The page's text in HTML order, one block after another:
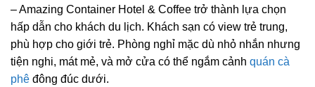
– Amazing Container Hotel & Coffee trở thành lựa chọn
hấp dẫn cho khách du lịch. Khách sạn có view trẻ trung,
phù hợp cho giới trẻ. Phòng nghỉ mặc dù nhỏ nhắn nhưng
tiện nghi, mát mẻ, và mở cửa có thể ngắm cảnh quán cà
phê đông đúc dưới.